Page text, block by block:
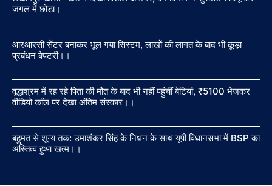
जंगल में छोड़ा।
आरआरसी सेंटर बनाकर भूल गया सिस्टम, लाखों की लागत के बाद भी कूड़ा
प्रबंधन बेपटरी।।
वृद्धाश्रम में रह रहे पिता की मौत के बाद भी नहीं पहुंचीं बेटियां, ₹5100 भेजकर
वीडियो कॉल पर देखा अंतिम संस्कार।।
बहुमत से शून्य तक: उमाशंकर सिंह के निधन के साथ यूपी विधानसभा में BSP का
अस्तित्व हुआ खत्म।।